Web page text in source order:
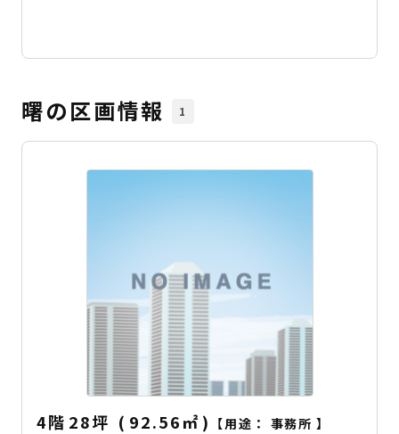
曙の区画情報 1
4階 28坪 ( 92.56㎡ ) 【用途： 事務所 】